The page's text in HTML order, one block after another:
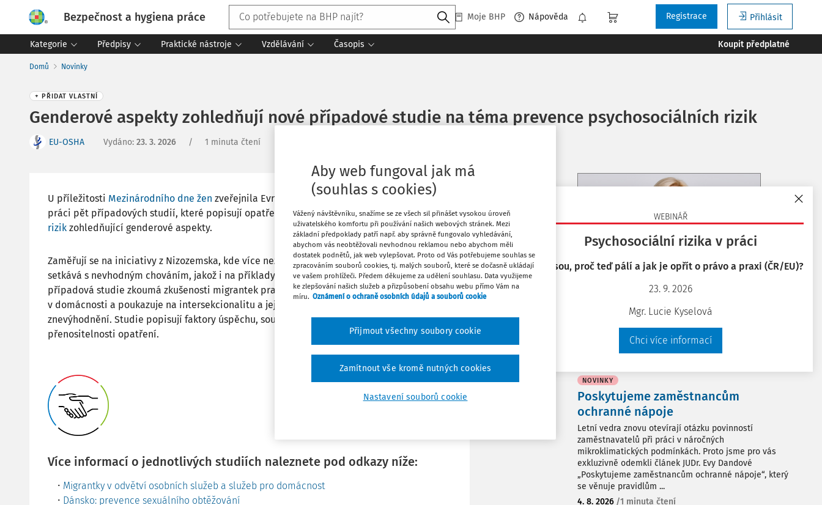
Bezpečnost a hygiena práce Moje BHP Nápověda Přihlásit
Registrace
Kategorie Předpisy Praktické nástroje Vzdělávání Časopis Koupit předplatné
WEBINÁŘ
Psychosociální rizika v práci
Co jsou, proč teď pálí a jak je opřít o právo a praxi (ČR/EU)?
23. 9. 2026
Mgr. Lucie Kyselová
Chci více informací
Domů Novinky
+ PŘIDAT VLASTNÍ
Genderové aspekty zohledňují nové případové studie na téma prevence psychosociálních rizik
EU-OSHA Vydáno: 23. 3. 2026 / 1 minuta čtení
U příležitosti Mezinárodního dne žen zveřejnila Evropská agentura pro ochranu zdraví při
práci pět případových studií, které popisují opatření k prevenci psychosociálních
rizik zohledňující genderové aspekty.
Zaměřují se na iniciativy z Nizozemska, kde více než každá pátá žena uvedla, že se v práci
setkává s nevhodným chováním, jakož i na příklady z Dánska, Španělska a Švédska. Další
případová studie zkoumá zkušenosti migrantek pracujících v odvětví péče, úklidu a prací
v domácnosti a poukazuje na intersekcionalitu a její dopady z hlediska vícenásobného
znevýhodnění. Studie popisují faktory úspěchu, související výzvy i ponaučení s ohledem na
přenositelnosti opatření.
Více informací o jednotlivých studiích naleznete pod odkazy níže:
Migrantky v odvětví osobních služeb a služeb pro domácnost
Dánsko: prevence sexuálního obtěžování
Stáhnout
Tisknout
Poznámka
Aktuality
NOVINKY
Poskytujeme zaměstnancům
ochranné nápoje
Letní vedra znovu otevírají otázku povinností
zaměstnavatelů při práci v náročných
mikroklimatických podmínkách. Proto jsme pro vás
exkluzivně odemkli článek JUDr. Evy Dandové
„Poskytujeme zaměstnancům ochranné nápoje“, který
se věnuje pravidlům ...
4. 8. 2026 /1 minuta čtení
Aby web fungoval jak má
(souhlas s cookies)
Vážený návštěvníku, snažíme se ze všech sil přinášet vysokou úroveň
uživatelského komfortu při používání našich webových stránek. Mezi
základní předpoklady patří např. aby správně fungovalo vyhledávání,
abychom vás neobtěžovali nevhodnou reklamou nebo abychom měli
dostatek podnětů, jak web vylepšovat. Proto od Vás potřebujeme souhlas se
zpracováním souborů cookies, tj. malých souborů, které se dočasně ukládají
ve vašem prohlížeči. Předem děkujeme za udělení souhlasu. Data využijeme
ke zlepšování našich služeb a přizpůsobení obsahu webu přímo Vám na
míru. Oznámení o ochraně osobních údajů a souborů cookie
Nastavení souborů cookie
Zamítnout vše kromě nutných cookies
Přijmout všechny soubory cookie